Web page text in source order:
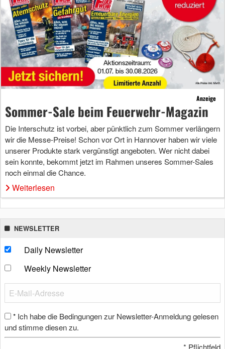
Anzeige
Sommer-Sale beim Feuerwehr-Magazin
Die Interschutz ist vorbei, aber pünktlich zum Sommer verlängern
wir die Messe-Preise! Schon vor Ort in Hannover haben wir viele
unserer Produkte stark vergünstigt angeboten. Wer nicht dabei
sein konnte, bekommt jetzt im Rahmen unseres Sommer-Sales
noch einmal die Chance.
Weiterlesen
NEWSLETTER
Daily Newsletter
Weekly Newsletter
* Ich habe die Bedingungen zur Newsletter-Anmeldung gelesen
und stimme diesen zu.
* Pflichtfeld